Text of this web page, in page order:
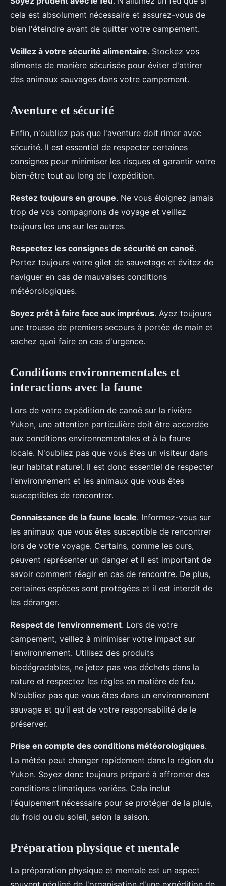
cela est absolument nécessaire et assurez-vous de
bien l'éteindre avant de quitter votre campement.
Veillez à votre sécurité alimentaire. Stockez vos
aliments de manière sécurisée pour éviter d'attirer
des animaux sauvages dans votre campement.
Aventure et sécurité
Enfin, n'oubliez pas que l'aventure doit rimer avec
sécurité. Il est essentiel de respecter certaines
consignes pour minimiser les risques et garantir votre
bien-être tout au long de l'expédition.
Restez toujours en groupe. Ne vous éloignez jamais
trop de vos compagnons de voyage et veillez
toujours les uns sur les autres.
Respectez les consignes de sécurité en canoë.
Portez toujours votre gilet de sauvetage et évitez de
naviguer en cas de mauvaises conditions
météorologiques.
Soyez prêt à faire face aux imprévus. Ayez toujours
une trousse de premiers secours à portée de main et
sachez quoi faire en cas d'urgence.
Conditions environnementales et
interactions avec la faune
Lors de votre expédition de canoë sur la rivière
Yukon, une attention particulière doit être accordée
aux conditions environnementales et à la faune
locale. N'oubliez pas que vous êtes un visiteur dans
leur habitat naturel. Il est donc essentiel de respecter
l'environnement et les animaux que vous êtes
susceptibles de rencontrer.
Connaissance de la faune locale. Informez-vous sur
les animaux que vous êtes susceptible de rencontrer
lors de votre voyage. Certains, comme les ours,
peuvent représenter un danger et il est important de
savoir comment réagir en cas de rencontre. De plus,
certaines espèces sont protégées et il est interdit de
les déranger.
Respect de l'environnement. Lors de votre
campement, veillez à minimiser votre impact sur
l'environnement. Utilisez des produits
biodégradables, ne jetez pas vos déchets dans la
nature et respectez les règles en matière de feu.
N'oubliez pas que vous êtes dans un environnement
sauvage et qu'il est de votre responsabilité de le
préserver.
Prise en compte des conditions météorologiques.
La météo peut changer rapidement dans la région du
Yukon. Soyez donc toujours préparé à affronter des
conditions climatiques variées. Cela inclut
l'équipement nécessaire pour se protéger de la pluie,
du froid ou du soleil, selon la saison.
Préparation physique et mentale
La préparation physique et mentale est un aspect